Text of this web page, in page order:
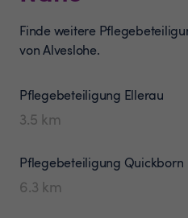
Finde weitere
von Alveslohe.
Pflegebeteiligung Ellerau
3.5 km
Pflegebeteiligung Quickborn
6.3 km